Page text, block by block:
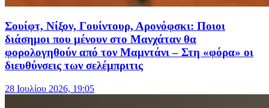
Σουίφτ, Νίξον, Γουίντουρ, Αρονόφσκι: Ποιοι
διάσημοι που μένουν στο Μανχάταν θα
φορολογηθούν από τον Μαμντάνι – Στη «φόρα» οι
διευθύνσεις των σελέμπριτις
28 Ιουλίου 2026, 19:05